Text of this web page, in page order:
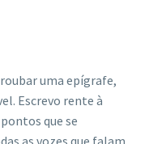
uma epígrafe,
Escrevo rente à
que se
as vozes que falam